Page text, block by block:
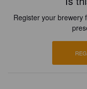
Register your brewery